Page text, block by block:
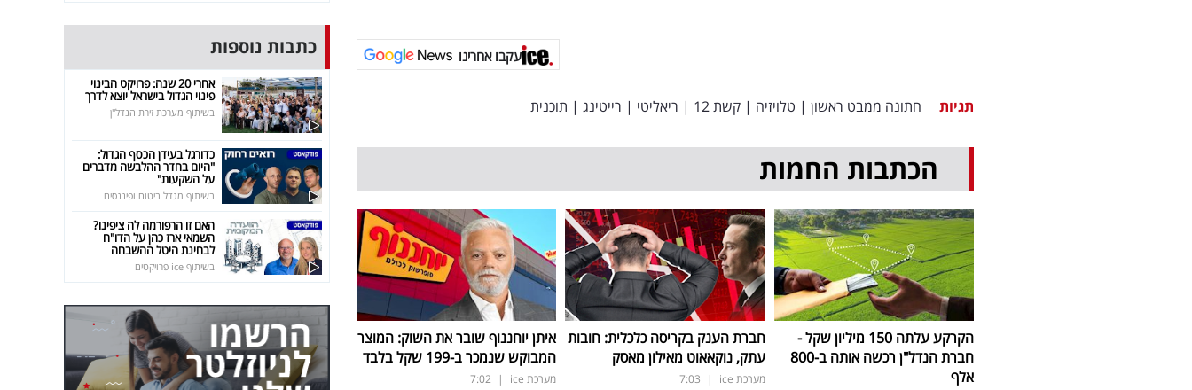
עקבו אחרינו
תגיות חתונה ממבט ראשון | טלויזיה | קשת 12 | ריאליטי | רייטינג | תוכנית
הכתבות החמות
הקרקע עלתה 150 מיליון שקל -
חברת הנדל"ן רכשה אותה ב-800
אלף
חברת הענק בקריסה כלכלית: חובות
עתק, נוקאאוט מאילון מאסק
מערכת ice |
7:03
איתן יוחננוף שובר את השוק: המוצר
המבוקש שנמכר ב-199 שקל בלבד
מערכת ice |
7:02
כתבות נוספות
אחרי 20 שנה: פרויקט הבינוי
פינוי הגדול בישראל יוצא לדרך
בשיתוף מערכת זירת הנדל"ן
כדורגל בעידן הכסף הגדול:
"היום בחדר ההלבשה מדברים
על השקעות"
בשיתוף מגדל ביטוח ופיננסים
האם זו הרפורמה לה ציפינו?
השמאי ארז כהן על הדו"ח
לבחינת היטל ההשבחה
בשיתוף ice פרויקטים